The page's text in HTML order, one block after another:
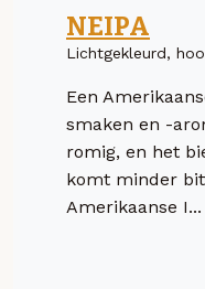
NEIPA
Lichtgekleurd,
Een
smaken en -
romig, en het
komt minder
Amerikaanse I...